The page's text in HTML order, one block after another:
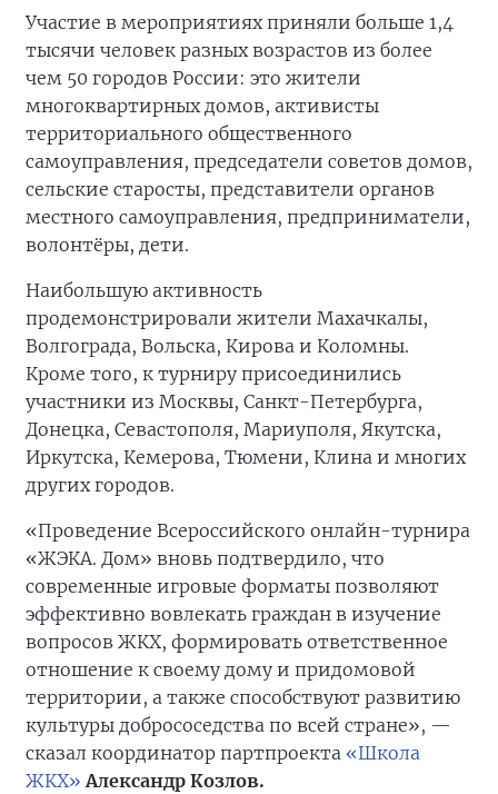
Участие в мероприятиях приняли больше 1,4
тысячи человек разных возрастов из более
чем 50 городов России: это жители
многоквартирных домов, активисты
территориального общественного
самоуправления, председатели советов домов,
сельские старосты, представители органов
местного самоуправления, предприниматели,
волонтёры, дети.
Наибольшую активность
продемонстрировали жители Махачкалы,
Волгограда, Вольска, Кирова и Коломны.
Кроме того, к турниру присоединились
участники из Москвы, Санкт-Петербурга,
Донецка, Севастополя, Мариуполя, Якутска,
Иркутска, Кемерова, Тюмени, Клина и многих
других городов.
«Проведение Всероссийского онлайн-турнира
«ЖЭКА. Дом» вновь подтвердило, что
современные игровые форматы позволяют
эффективно вовлекать граждан в изучение
вопросов ЖКХ, формировать ответственное
отношение к своему дому и придомовой
территории, а также способствуют развитию
культуры добрососедства по всей стране», —
сказал координатор партпроекта «Школа
ЖКХ» Александр Козлов.